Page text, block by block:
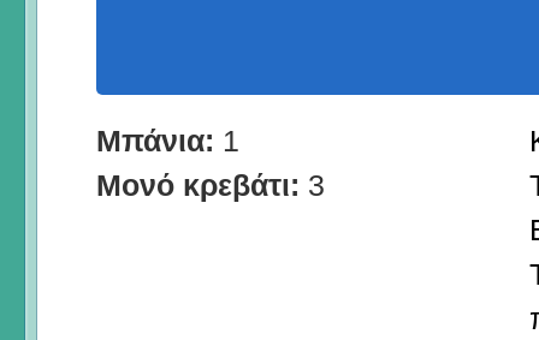
Μπάνια: 1
Μονό κρεβάτι: 3